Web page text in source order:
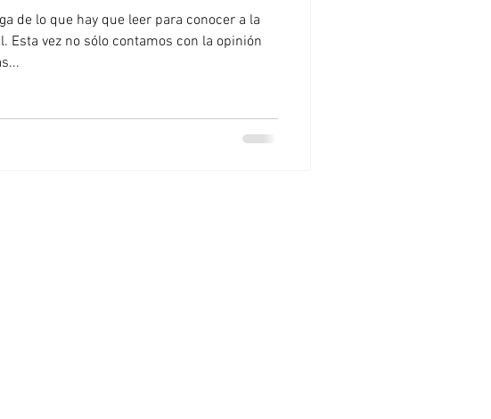
Trump
de lo que hay que leer para conocer a la
Esta vez no sólo contamos con la opinión